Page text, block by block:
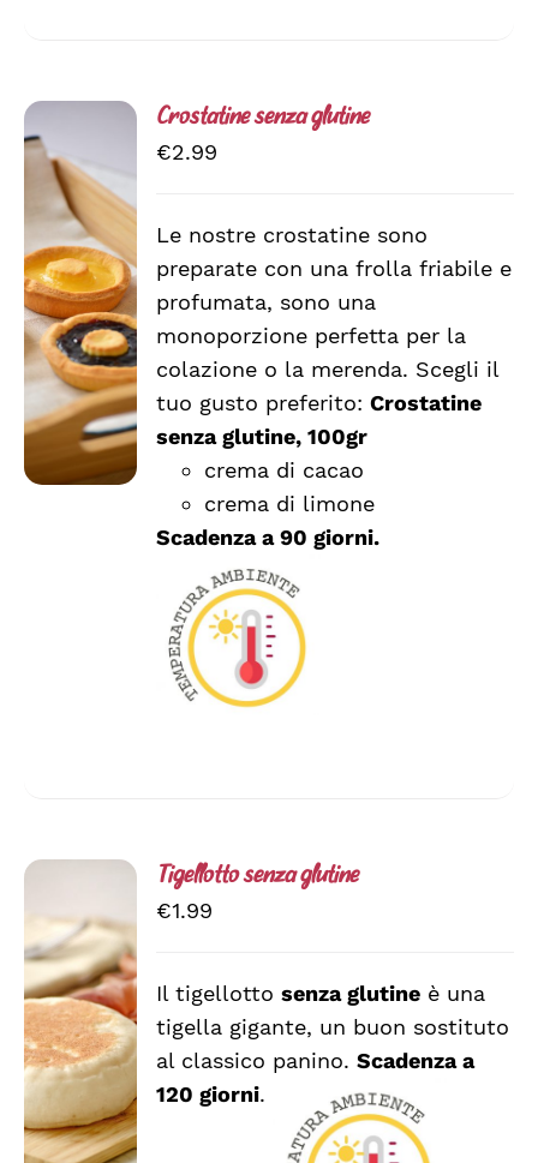
SCEGLI
QUESTO
PRODOTTO
HA
PIÙ
VARIANTI.
LE
OPZIONI
POSSONO
PRODOTTO
/
DETTAGLI
Crostatine senza glutine
€2.99
Le nostre crostatine sono
preparate con una frolla friabile e
profumata, sono una
monoporzione perfetta per la
colazione o la merenda. Scegli il
tuo gusto preferito:Crostatine
senza glutine, 100gr
crema di cacao
crema di limone
Scadenza a 90 giorni.
AGGIUNGI
AL
CARRELLO
/
DETTAGLI
Tigellotto senza glutine
€1.99
Il tigellottosenza glutine è una
tigella gigante, un buon sostituto
al classico panino.Scadenza a
120 giorni.